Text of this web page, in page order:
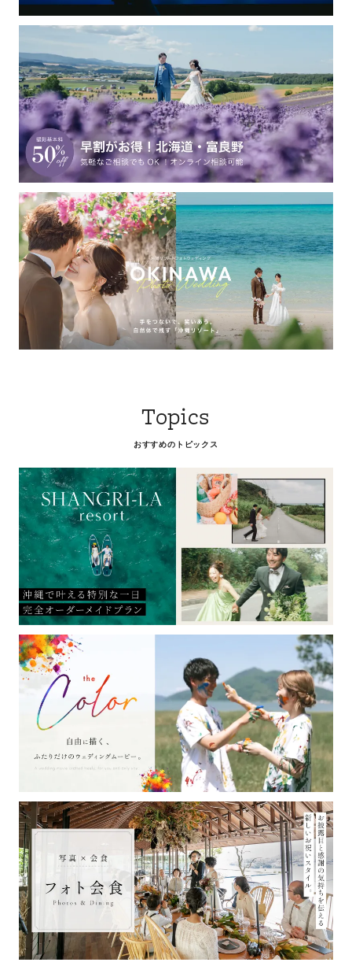
Topics
おすすめのトピックス